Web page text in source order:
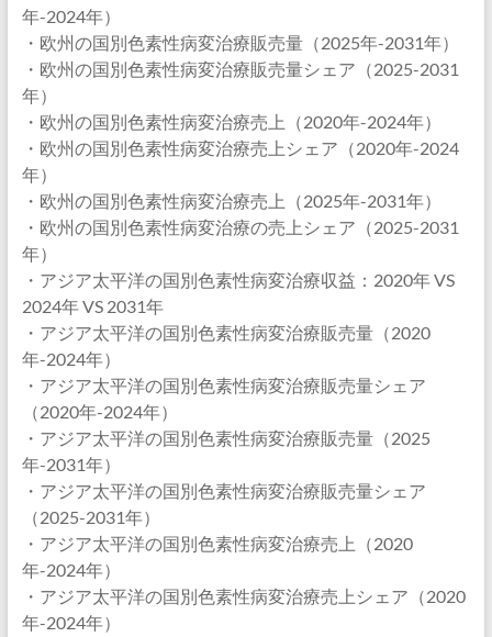
年-2024年）
・欧州の国別色素性病変治療販売量（2025年-2031年）
・欧州の国別色素性病変治療販売量シェア（2025-2031
年）
・欧州の国別色素性病変治療売上（2020年-2024年）
・欧州の国別色素性病変治療売上シェア（2020年-2024
年）
・欧州の国別色素性病変治療売上（2025年-2031年）
・欧州の国別色素性病変治療の売上シェア（2025-2031
年）
・アジア太平洋の国別色素性病変治療収益：2020年 VS
2024年 VS 2031年
・アジア太平洋の国別色素性病変治療販売量（2020
年-2024年）
・アジア太平洋の国別色素性病変治療販売量シェア
（2020年-2024年）
・アジア太平洋の国別色素性病変治療販売量（2025
年-2031年）
・アジア太平洋の国別色素性病変治療販売量シェア
（2025-2031年）
・アジア太平洋の国別色素性病変治療売上（2020
年-2024年）
・アジア太平洋の国別色素性病変治療売上シェア（2020
年-2024年）